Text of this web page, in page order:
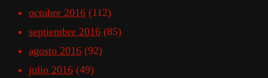
octubre 2016 (112)
septiembre 2016 (85)
agosto 2016 (92)
julio 2016 (49)